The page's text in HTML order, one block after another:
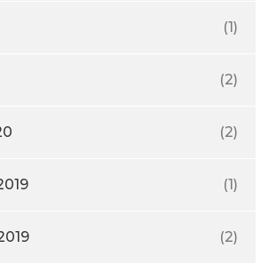
(1)
(2)
(2)
(1)
(2)